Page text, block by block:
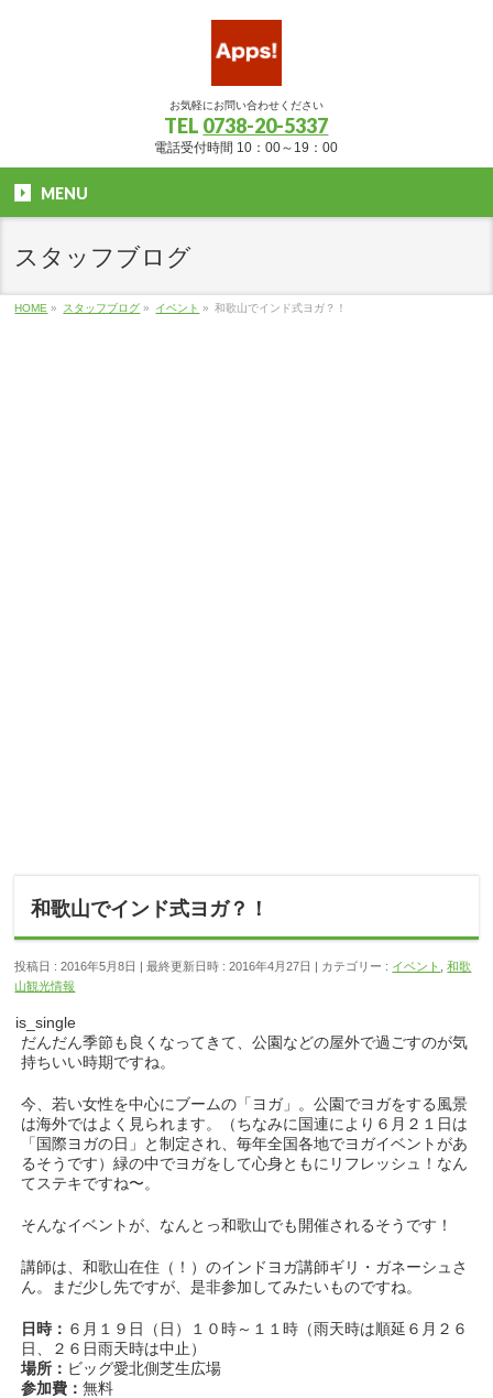
お気軽にお問い合わせください
TEL 0738-20-5337
電話受付時間 10：00～19：00
MENU
スタッフブログ
HOME » スタッフブログ » イベント » 和歌山でインド式ヨガ？！
和歌山でインド式ヨガ？！
投稿日 : 2016年5月8日 最終更新日時 : 2016年4月27日 カテゴリー : イベント ,和歌
山観光情報
is_single
だんだん季節も良くなってきて、公園などの屋外で過ごすのが気
持ちいい時期ですね。
今、若い女性を中心にブームの「ヨガ」。公園でヨガをする風景
は海外ではよく見られます。（ちなみに国連により６月２１日は
「国際ヨガの日」と制定され、毎年全国各地でヨガイベントがあ
るそうです）緑の中でヨガをして心身ともにリフレッシュ！なん
てステキですね〜。
そんなイベントが、なんとっ和歌山でも開催されるそうです！
講師は、和歌山在住（！）のインドヨガ講師ギリ・ガネーシュさ
ん。まだ少し先ですが、是非参加してみたいものですね。
日時： ６月１９日（日）１０時～１１時（雨天時は順延６月２６
日、２６日雨天時は中止）
場所： ビッグ愛北側芝生広場
参加費：無料